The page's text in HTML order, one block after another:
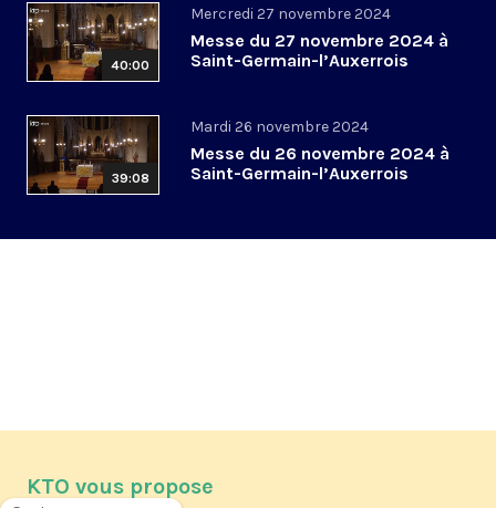
40:00
Mercredi 27 novembre 2024
Messe du 27 novembre 2024 à
Saint-Germain-l’Auxerrois
39:08
Mardi 26 novembre 2024
Messe du 26 novembre 2024 à
Saint-Germain-l’Auxerrois
KTO vous propose